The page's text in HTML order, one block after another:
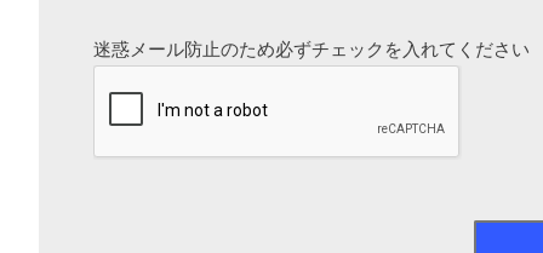
迷惑メール防止のため必ずチェックを入れてください